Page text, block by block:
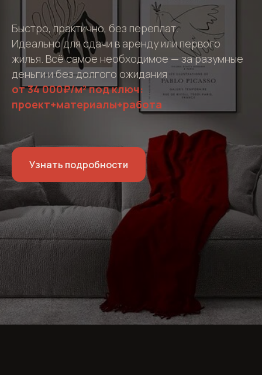
Быстро, практично, без переплат.
Идеально для сдачи в аренду или первого
жилья. Всё самое необходимое — за разумные
деньги и без долгого ожидания
от 34 000₽/м² под ключ:
проект+материалы+работа
Узнать подробности